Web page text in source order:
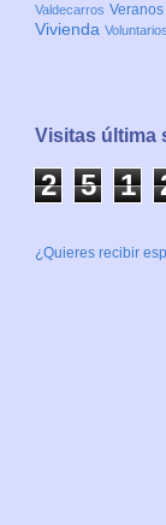
Valdecarros
Vivienda Voluntarios
Visitas última
2 5 1
¿Quieres recibir